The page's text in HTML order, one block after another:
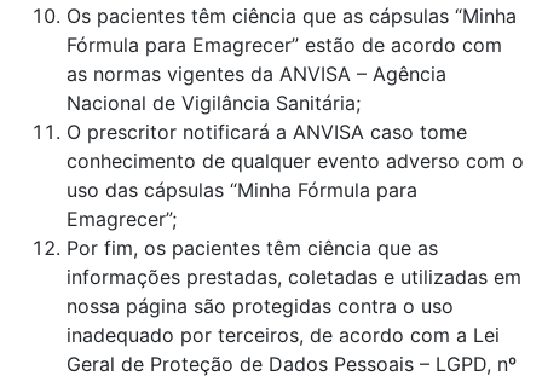
Os pacientes têm ciência que as cápsulas “Minha
Fórmula para Emagrecer” estão de acordo com
as normas vigentes da ANVISA – Agência
Nacional de Vigilância Sanitária;
O prescritor notificará a ANVISA caso tome
conhecimento de qualquer evento adverso com o
uso das cápsulas “Minha Fórmula para
Emagrecer”;
Por fim, os pacientes têm ciência que as
informações prestadas, coletadas e utilizadas em
nossa página são protegidas contra o uso
inadequado por terceiros, de acordo com a Lei
Geral de Proteção de Dados Pessoais – LGPD, nº